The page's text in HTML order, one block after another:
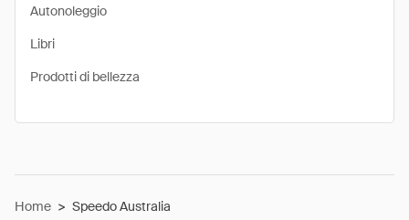
Autonoleggio
Libri
Prodotti di bellezza
Home > Speedo Australia